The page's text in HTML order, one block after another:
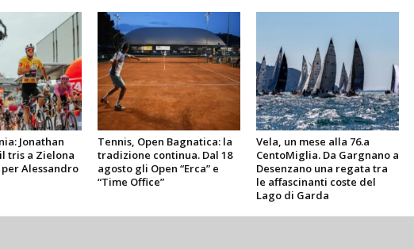
Jonathan
tris a Zielona
Alessandro
Tennis, Open Bagnatica: la
tradizione continua. Dal 18
agosto gli Open “Erca” e
“Time Office”
Vela, un mese alla 76.a
CentoMiglia. Da Gargnano a
Desenzano una regata tra
le affascinanti coste del
Lago di Garda